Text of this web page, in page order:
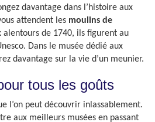
davantage dans l’histoire aux
attendent les moulins de
alentours de 1740, ils figurent au
Dans le musée dédié aux
davantage sur la vie d’un meunier.
tous les goûts
l’on peut découvrir inlassablement.
aux meilleurs musées en passant